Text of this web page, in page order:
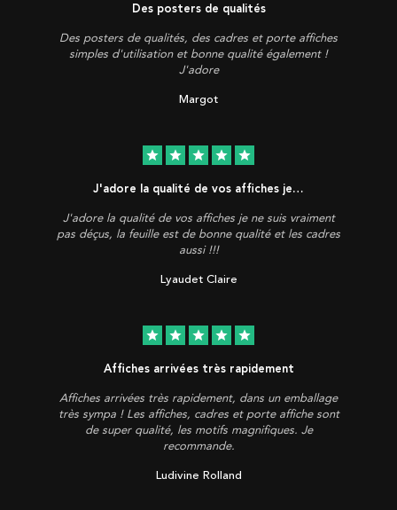
Des posters de qualités
Des posters de qualités, des cadres et porte affiches
simples d'utilisation et bonne qualité également !
J'adore
Margot
star star star star star
J'adore la qualité de vos affiches je…
J'adore la qualité de vos affiches je ne suis vraiment
pas déçus, la feuille est de bonne qualité et les cadres
aussi !!!
Lyaudet Claire
star star star star star
Affiches arrivées très rapidement
Affiches arrivées très rapidement, dans un emballage
très sympa ! Les affiches, cadres et porte affiche sont
de super qualité, les motifs magnifiques. Je
recommande.
Ludivine Rolland